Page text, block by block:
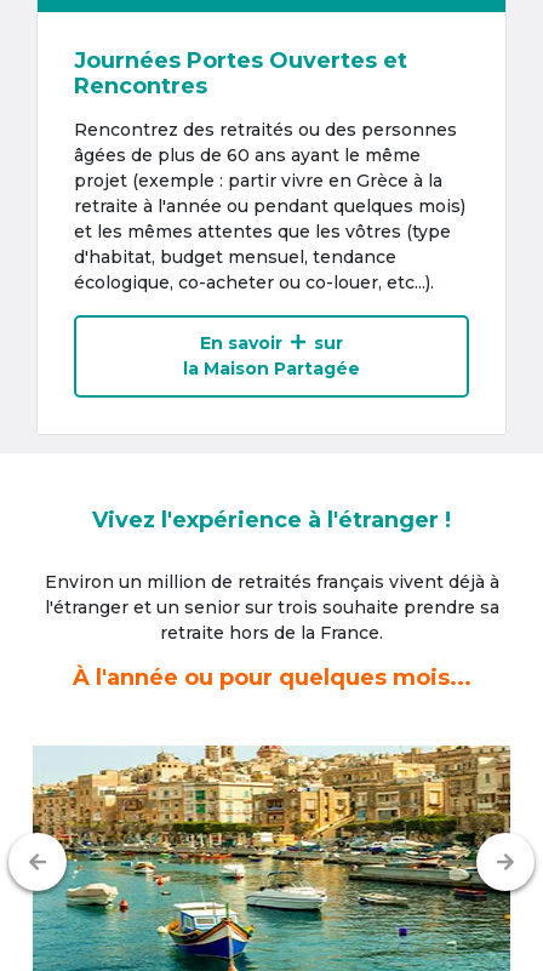
Journées Portes Ouvertes et
Rencontres
Rencontrez des retraités ou des personnes
âgées de plus de 60 ans ayant le même
projet (exemple : partir vivre en Grèce à la
retraite à l'année ou pendant quelques mois)
et les mêmes attentes que les vôtres (type
d'habitat, budget mensuel, tendance
écologique, co-acheter ou co-louer, etc...).
En savoir
sur
la Maison Partagée
Vivez l'expérience à l'étranger !
Environ un million de retraités français vivent déjà à
l'étrangeret un senior sur trois souhaite prendre sa
retraite hors de la France.
À l'année ou pour quelques mois...